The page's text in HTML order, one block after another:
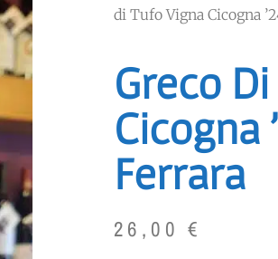
di Tufo Vigna Cicogna
Greco
Cicogna
Ferrara
26,00€